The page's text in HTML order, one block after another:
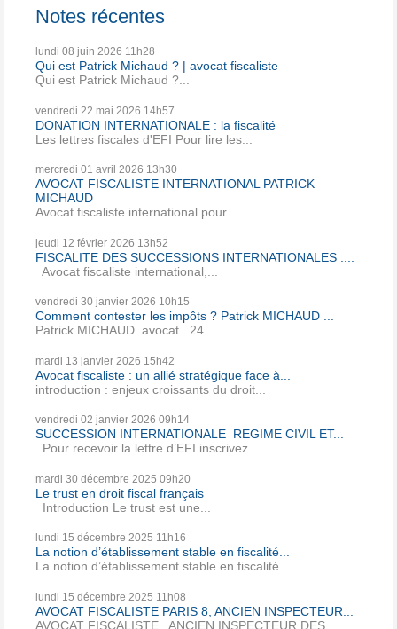
Notes récentes
lundi 08 juin 2026 11h28
Qui est Patrick Michaud ? | avocat fiscaliste
Qui est Patrick Michaud ?...
vendredi 22 mai 2026 14h57
DONATION INTERNATIONALE : la fiscalité
Les lettres fiscales d'EFI Pour lire les...
mercredi 01 avril 2026 13h30
AVOCAT FISCALISTE INTERNATIONAL PATRICK
MICHAUD
Avocat fiscaliste international pour...
jeudi 12 février 2026 13h52
FISCALITE DES SUCCESSIONS INTERNATIONALES ....
Avocat fiscaliste international,...
vendredi 30 janvier 2026 10h15
Comment contester les impôts ? Patrick MICHAUD ...
Patrick MICHAUD avocat 24...
mardi 13 janvier 2026 15h42
Avocat fiscaliste : un allié stratégique face à...
introduction : enjeux croissants du droit...
vendredi 02 janvier 2026 09h14
SUCCESSION INTERNATIONALE REGIME CIVIL ET...
Pour recevoir la lettre d’EFI inscrivez...
mardi 30 décembre 2025 09h20
Le trust en droit fiscal français
Introduction Le trust est une...
lundi 15 décembre 2025 11h16
La notion d’établissement stable en fiscalité...
La notion d’établissement stable en fiscalité...
lundi 15 décembre 2025 11h08
AVOCAT FISCALISTE PARIS 8, ANCIEN INSPECTEUR...
AVOCAT FISCALISTE , ANCIEN INSPECTEUR DES